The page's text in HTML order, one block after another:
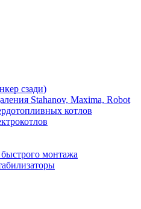
сзади)
Stahanov, Maxima, Robot
котлов
монтажа